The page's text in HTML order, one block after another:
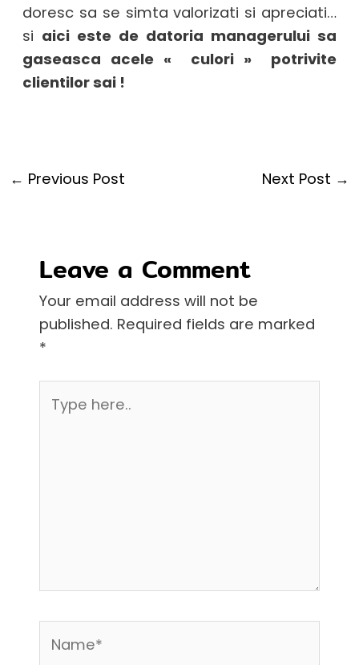
doresc sa se simta valorizati si apreciati…
si aici este de datoria managerului sa
gaseasca acele « culori » potrivite
clientilor sai !
← Previous Post Next Post →
Leave a Comment
Your email address will not be
published. Required fields are marked
*
here..